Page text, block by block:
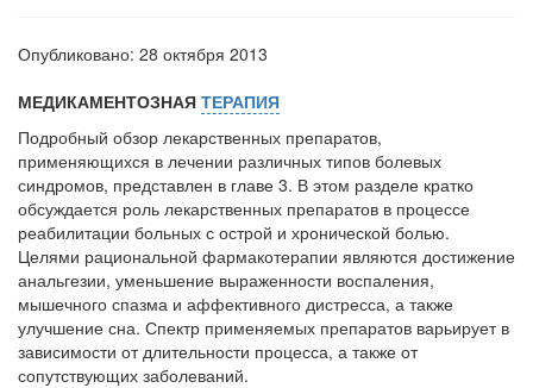
работников в
ближайшие годы. Она
заявила об этом на
встрече с журналистами ведущих...
Местная анестезия развивает кардиотоксичность
Федеральная служба по
надзору в сфере
здравоохранения озвучила
тревожную статистику. Она
Опубликовано: 28 октября 2013
МЕДИКАМЕНТОЗНАЯ ТЕРАПИЯ
Подробный обзор лекарственных препара­тов,
применяющихся в лечении различных ти­пов болевых
синдромов, представлен в главе 3. В этом разделе кратко
обсуждается роль ле­карственных препаратов в процессе
реабили­тации больных с острой и хронической болью.
Целями рациональной фармакотерапии явля­ются достижение
анальгезии, уменьшение вы­раженности воспаления,
мышечного спазма и аффективного дистресса, а также
улучшение сна. Спектр применяемых препаратов варьиру­ет в
зависимости от длительности процесса, а также от
сопутствующих заболеваний.